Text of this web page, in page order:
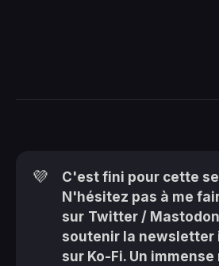
💜
C'est fini pour cette
N'hésitez pas à me
sur Twitter/ Mastodon
soutenir la newsletter
sur Ko-Fi. Un